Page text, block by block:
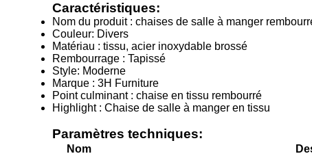
Caractéristiques:
Nom du produit : chaises de salle à manger
Couleur: Divers
Matériau : tissu, acier inoxydable brossé
Rembourrage : Tapissé
Style: Moderne
Marque : 3H Furniture
Point culminant : chaise en tissu rembourré
Highlight : Chaise de salle à manger en tissu
Paramètres techniques:
Nom